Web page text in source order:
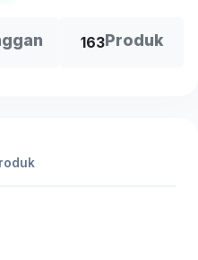
163Produk